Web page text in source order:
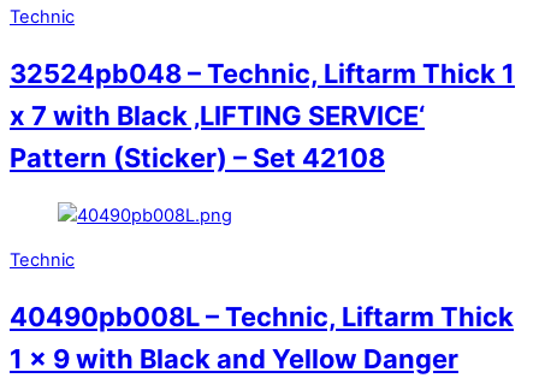
Technic
32524pb048 – Technic, Liftarm Thick 1
x 7 with Black ‚LIFTING SERVICE‘
Pattern (Sticker) – Set 42108
Technic
40490pb008L – Technic, Liftarm Thick
1 x 9 with Black and Yellow Danger